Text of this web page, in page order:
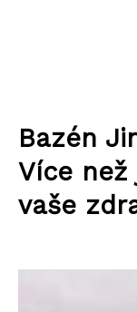
Bazén
Více
vaše